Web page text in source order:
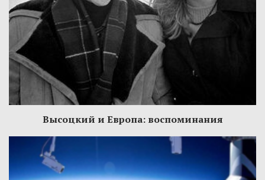
Высоцкий и Европа: воспоминания